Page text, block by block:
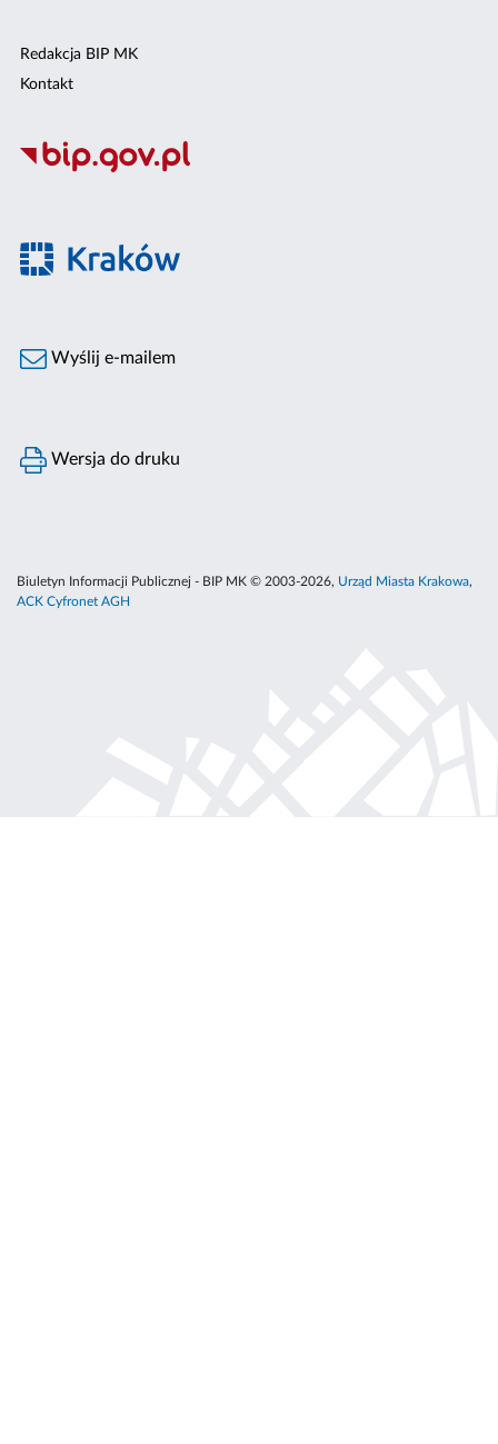
Redakcja BIP MK
Kontakt
Wyślij e-mailem
Wersja do druku
Biuletyn Informacji Publicznej - BIP MK © 2003-2026, Urząd Miasta Krakowa,
ACK Cyfronet AGH